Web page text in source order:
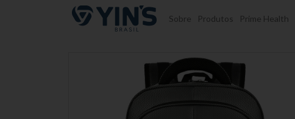
Pular para o conteúdo Sobre Produtos Prime Health